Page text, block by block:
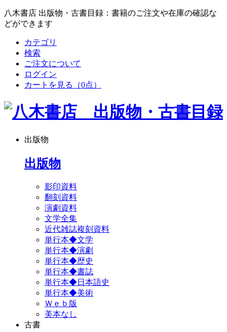
八木書店 出版物・古書目録：書籍のご注文や在庫の確認な
どができます
カテゴリ
検索
ご注文について
ログイン
カートを見る
（0点）
出版物
出版物
影印資料
翻刻資料
演劇資料
文学全集
近代雑誌複刻資料
単行本◆文学
単行本◆演劇
単行本◆歴史
単行本◆書誌
単行本◆日本語史
単行本◆美術
Ｗｅｂ版
美本なし
古書